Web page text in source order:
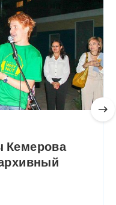
Кемерова